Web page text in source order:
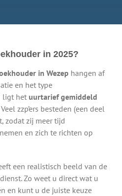
in 2025?
in Wezep hangen af
en het type
ligt het uurtarief gemiddeld
Veel zzp’ers besteden (een deel
zodat zij meer tijd
en zich te richten op
een realistisch beeld van de
Zo weet u direct wat u
en kunt u de juiste keuze